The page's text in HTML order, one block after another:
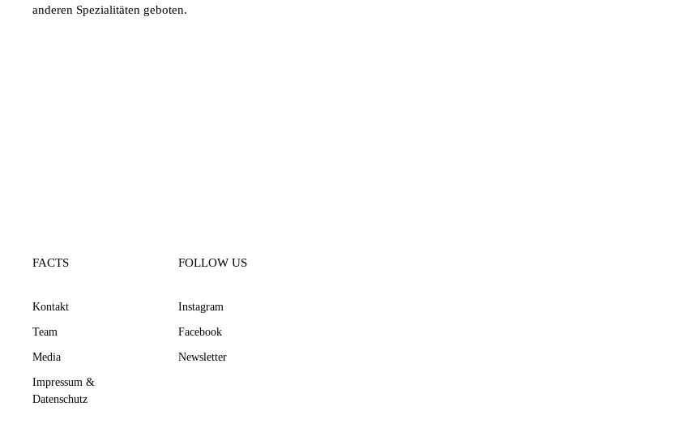
anderen Spezialitäten geboten.
FACTS
Kontakt
Team
Media
Impressum &
Datenschutz
FOLLOW US
Instagram
Facebook
Newsletter